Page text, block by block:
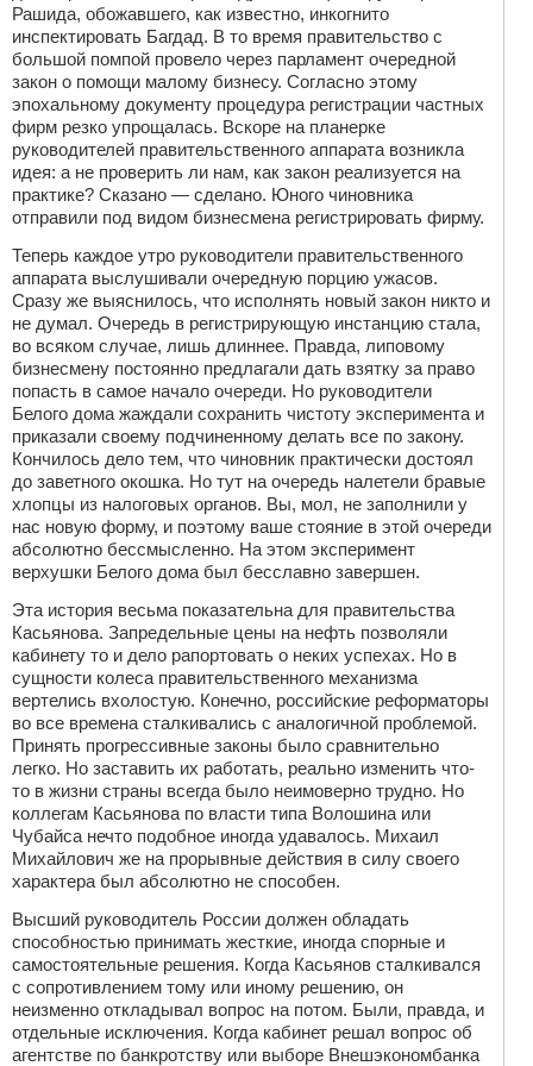
Рашида, обожавшего, как известно, инкогнито
инспектировать Багдад. В то время правительство с
большой помпой провело через парламент очередной
закон о помощи малому бизнесу. Согласно этому
эпохальному документу процедура регистрации частных
фирм резко упрощалась. Вскоре на планерке
руководителей правительственного аппарата возникла
идея: а не проверить ли нам, как закон реализуется на
практике? Сказано — сделано. Юного чиновника
отправили под видом бизнесмена регистрировать фирму.
Теперь каждое утро руководители правительственного
аппарата выслушивали очередную порцию ужасов.
Сразу же выяснилось, что исполнять новый закон никто и
не думал. Очередь в регистрирующую инстанцию стала,
во всяком случае, лишь длиннее. Правда, липовому
бизнесмену постоянно предлагали дать взятку за право
попасть в самое начало очереди. Но руководители
Белого дома жаждали сохранить чистоту эксперимента и
приказали своему подчиненному делать все по закону.
Кончилось дело тем, что чиновник практически достоял
до заветного окошка. Но тут на очередь налетели бравые
хлопцы из налоговых органов. Вы, мол, не заполнили у
нас новую форму, и поэтому ваше стояние в этой очереди
абсолютно бессмысленно. На этом эксперимент
верхушки Белого дома был бесславно завершен.
Эта история весьма показательна для правительства
Касьянова. Запредельные цены на нефть позволяли
кабинету то и дело рапортовать о неких успехах. Но в
сущности колеса правительственного механизма
вертелись вхолостую. Конечно, российские реформаторы
во все времена сталкивались с аналогичной проблемой.
Принять прогрессивные законы было сравнительно
легко. Но заставить их работать, реально изменить что-
то в жизни страны всегда было неимоверно трудно. Но
коллегам Касьянова по власти типа Волошина или
Чубайса нечто подобное иногда удавалось. Михаил
Михайлович же на прорывные действия в силу своего
характера был абсолютно не способен.
Высший руководитель России должен обладать
способностью принимать жесткие, иногда спорные и
самостоятельные решения. Когда Касьянов сталкивался
с сопротивлением тому или иному решению, он
неизменно откладывал вопрос на потом. Были, правда, и
отдельные исключения. Когда кабинет решал вопрос об
агентстве по банкротству или выборе Внешэкономбанка